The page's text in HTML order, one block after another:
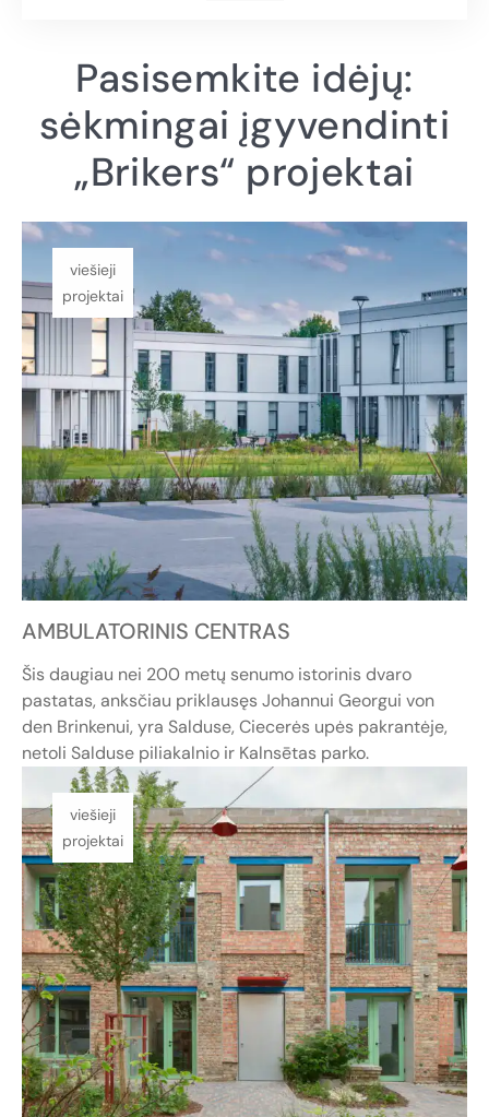
Pasisemkite idėjų:
sėkmingai įgyvendinti
„Brikers“ projektai
viešieji
projektai
AMBULATORINIS CENTRAS
Šis daugiau nei 200 metų senumo istorinis dvaro
pastatas, anksčiau priklausęs Johannui Georgui von
den Brinkenui, yra Salduse, Ciecerės upės pakrantėje,
netoli Salduse piliakalnio ir Kalnsētas parko.
viešieji
projektai